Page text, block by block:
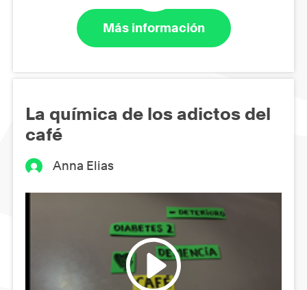
Más información
La química de los adictos del
café
Anna Elias